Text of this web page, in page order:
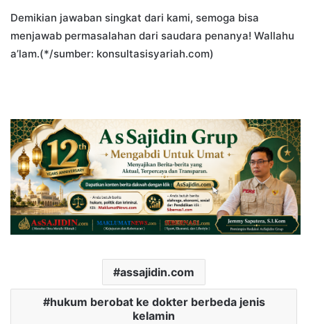
Demikian jawaban singkat dari kami, semoga bisa
menjawab permasalahan dari saudara penanya! Wallahu
a’lam.(*/sumber: konsultasisyariah.com)
assajidin.com
hukum berobat ke dokter berbeda jenis
kelamin